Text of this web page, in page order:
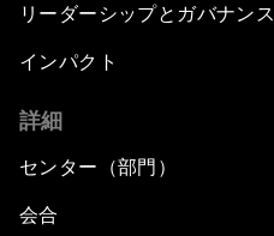
リーダーシップとガバナンス
インパクト
詳細
センター（部門）
会合